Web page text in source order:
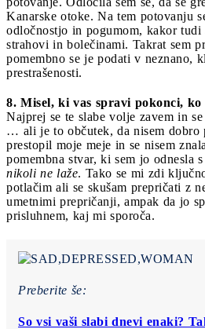
Kanarske otoke. Na tem potovanju
odločnostjo in pogumom, kakor
strahovi in bolečinami. Takrat sem
pomembno se je podati v neznano,
prestrašenosti.
8. Misel, ki vas spravi pokonci, ko
Najprej se te slabe volje zavem in
… ali je to občutek, da nisem dobro
prestopil moje meje in se nisem
pomembna stvar, ki sem jo odnesla
nikoli ne laže. Tako se mi zdi
potlačim ali se skušam prepričati z
umetnimi prepričanji, ampak da jo
prisluhnem, kaj mi sporoča.
Preberite še:
So vsi vaši slabi dnevi enaki?